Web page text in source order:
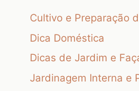
Cultivo e Preparação
Dica Doméstica
Dicas de Jardim e
Jardinagem Interna e